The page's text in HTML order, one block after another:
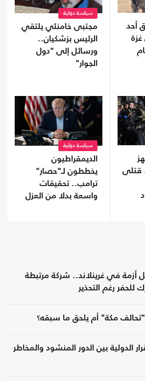
أحد
غزة
سياسة دولية
مجتبى خامنئي يلتقي
الرئيس بزشكيان..
ورسائل إلى "دول
الجوار"
قتلى
سياسة دولية
الديمقراطيون
يخططون لـ"حصار"
ترامب.. تحقيقات
واسعة بدلا من العزل
أزمة في غرينلاند.. شركة مرتبطة
للحفر رغم التحذير
مكة" أم يلحق ما سبقه؟
الدولية بين الدور المنشود والمخاطر